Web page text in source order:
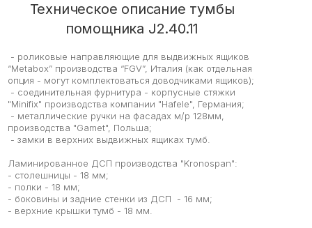
Техническое описание тумбы
помощника J2.40.11
- роликовые направляющие для выдвижных ящиков
“Metabox” производства “FGV”, Италия (как отдельная
опция - могут комплектоваться доводчиками ящиков);
- соединительная фурнитура - корпусные стяжки
"Minifix" производства компании "Hafele", Германия;
- металлические ручки на фасадах м/р 128мм,
производства "Gamet", Польша;
- замки в верхних выдвижных ящиках тумб.
Ламинированное ДСП производства "Kronospan":
- столешницы - 18 мм;
- полки - 18 мм;
- боковины и задние стенки из ДСП - 16 мм;
- верхние крышки тумб - 18 мм.